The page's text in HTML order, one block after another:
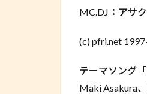
MC.DJ：アサ
(c) pfri.net
テーマソング
Maki Asakura